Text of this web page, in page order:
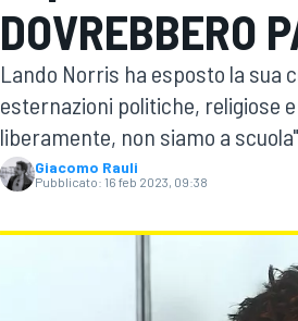
MOTOGP WEC
DOVREBBERO
Lando Norris ha esposto la sua
esternazioni politiche, religiose
liberamente, non siamo a scuola".
Giacomo Rauli
Pubblicato: 16 feb 2023, 09:38